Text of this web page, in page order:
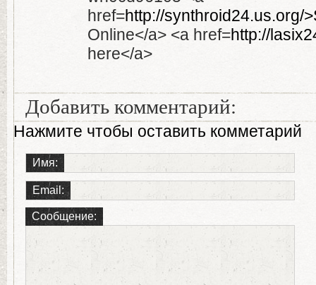
href=http://synthroid24.us.org/
Online</a> <a href=http://
here</a>
Добавить комментарий:
Нажмите чтобы оставить комметарий
Имя:
Email:
Сообщение: